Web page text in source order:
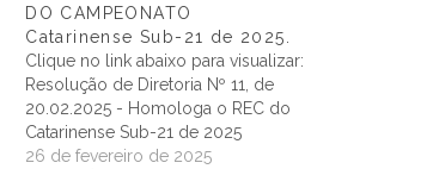
DO CAMPEONATO
Catarinense Sub-21 de 2025.
Clique no link abaixo para visualizar:
Resolução de Diretoria Nº 11, de
20.02.2025 - Homologa o REC do
Catarinense Sub-21 de 2025
26 de fevereiro de 2025